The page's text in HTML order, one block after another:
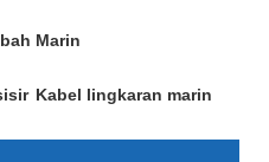
Marin
Kabel lingkaran marin